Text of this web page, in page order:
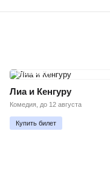
ПРЕМЬЕРА
Лиа и Кенгуру
Комедия, до 12 августа
Купить билет